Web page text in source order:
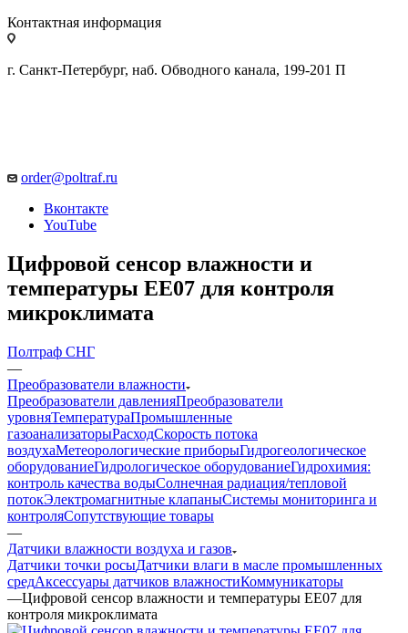
Контактная информация
г. Санкт-Петербург, наб. Обводного канала, 199-201 П
order@poltraf.ru
Вконтакте
YouTube
Цифровой сенсор влажности и
температуры ЕЕ07 для контроля
микроклимата
Полтраф СНГ
—
Преобразователи влажности
Преобразователи давленияПреобразователи
уровняТемператураПромышленные
газоанализаторыРасходСкорость потока
воздухаМетеорологические приборыГидрогеологическое
оборудованиеГидрологическое оборудованиеГидрохимия:
контроль качества водыСолнечная радиация/тепловой
потокЭлектромагнитные клапаныСистемы мониторинга и
контроляСопутствующие товары
—
Датчики влажности воздуха и газов
Датчики точки росыДатчики влаги в масле промышленных
средАксессуары датчиков влажностиКоммуникаторы
—Цифровой сенсор влажности и температуры ЕЕ07 для
контроля микроклимата